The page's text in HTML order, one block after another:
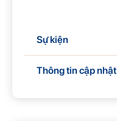
Sự kiện
Thông tin cập nhật